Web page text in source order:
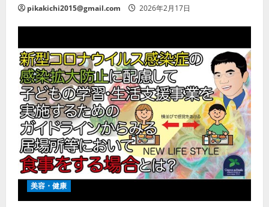
pikakichi2015@gmail.com 2026年2月17日
美容・健康